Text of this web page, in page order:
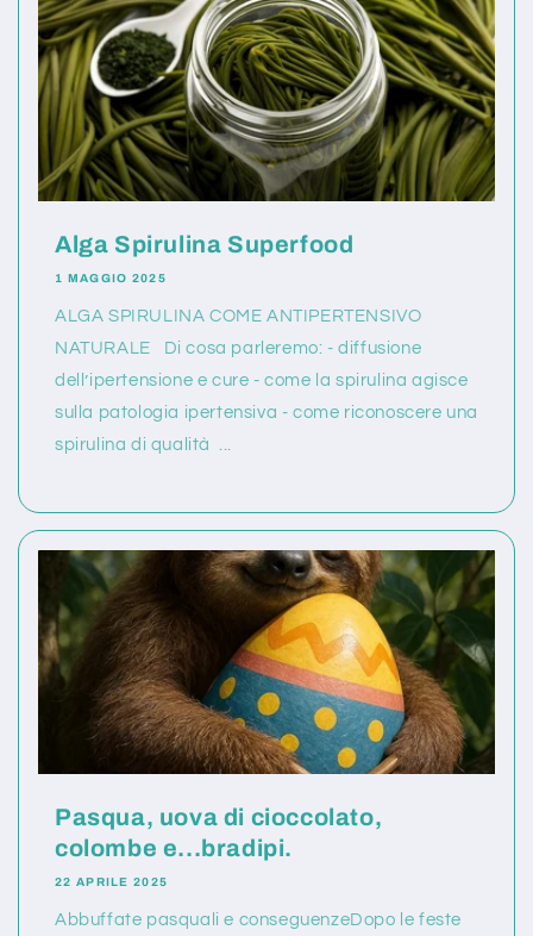
Alga Spirulina Superfood
1 MAGGIO 2025
ALGA SPIRULINA COME ANTIPERTENSIVO
NATURALE Di cosa parleremo: - diffusione
dell’ipertensione e cure - come la spirulina agisce
sulla patologia ipertensiva - come riconoscere una
spirulina di qualità ...
Pasqua, uova di cioccolato,
colombe e...bradipi.
22 APRILE 2025
Abbuffate pasquali e conseguenzeDopo le feste